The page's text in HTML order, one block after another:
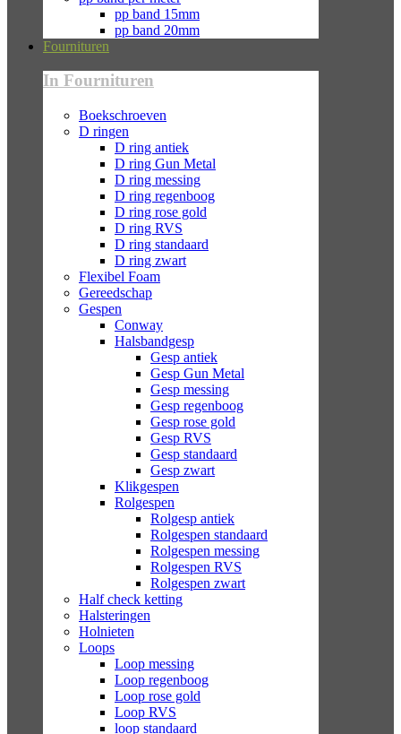
pp band 15mm
pp band 20mm
Fournituren
In Fournituren
Boekschroeven
D ringen
D ring antiek
D ring Gun Metal
D ring messing
D ring regenboog
D ring rose gold
D ring RVS
D ring standaard
D ring zwart
Flexibel Foam
Gereedschap
Gespen
Conway
Halsbandgesp
Gesp antiek
Gesp Gun Metal
Gesp messing
Gesp regenboog
Gesp rose gold
Gesp RVS
Gesp standaard
Gesp zwart
Klikgespen
Rolgespen
Rolgesp antiek
Rolgespen standaard
Rolgespen messing
Rolgespen RVS
Rolgespen zwart
Half check ketting
Halsteringen
Holnieten
Loops
Loop messing
Loop regenboog
Loop rose gold
Loop RVS
loop standaard